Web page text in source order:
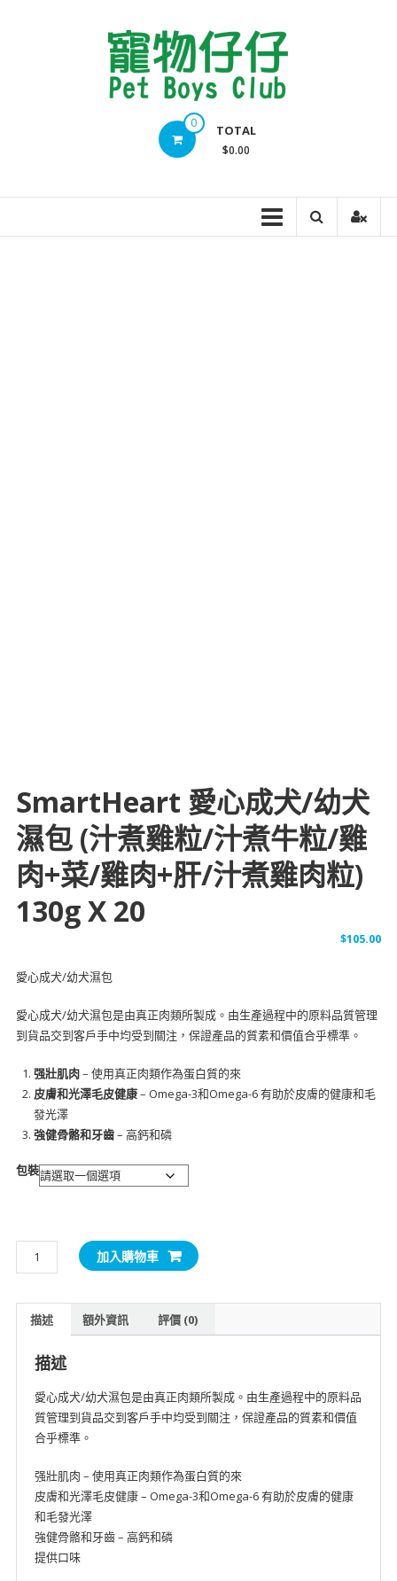
0 TOTAL
$0.00
SmartHeart 愛心成犬/幼犬
濕包 (汁煮雞粒/汁煮牛粒/雞
肉+菜/雞肉+肝/汁煮雞肉粒)
130g X 20
$105.00
愛心成犬/幼犬濕包
愛心成犬/幼犬濕包是由真正肉類所製成。由生產過程中的原料品質管理
到貨品交到客戶手中均受到關注，保證產品的質素和價值合乎標準。
强壯肌肉– 使用真正肉類作為蛋白質的來
皮膚和光澤毛皮健康– Omega-3和Omega-6 有助於皮膚的健康和毛
發光澤
強健骨骼和牙齒– 高鈣和磷
包裝
SmartHeart
愛
加入購物車
描述 額外資訊 評價 (0)
描述
愛心成犬/幼犬濕包是由真正肉類所製成。由生產過程中的原料品
質管理到貨品交到客戶手中均受到關注，保證產品的質素和價值
合乎標準。
强壯肌肉 – 使用真正肉類作為蛋白質的來
皮膚和光澤毛皮健康 – Omega-3和Omega-6 有助於皮膚的健康
和毛發光澤
強健骨骼和牙齒 – 高鈣和磷
提供口味